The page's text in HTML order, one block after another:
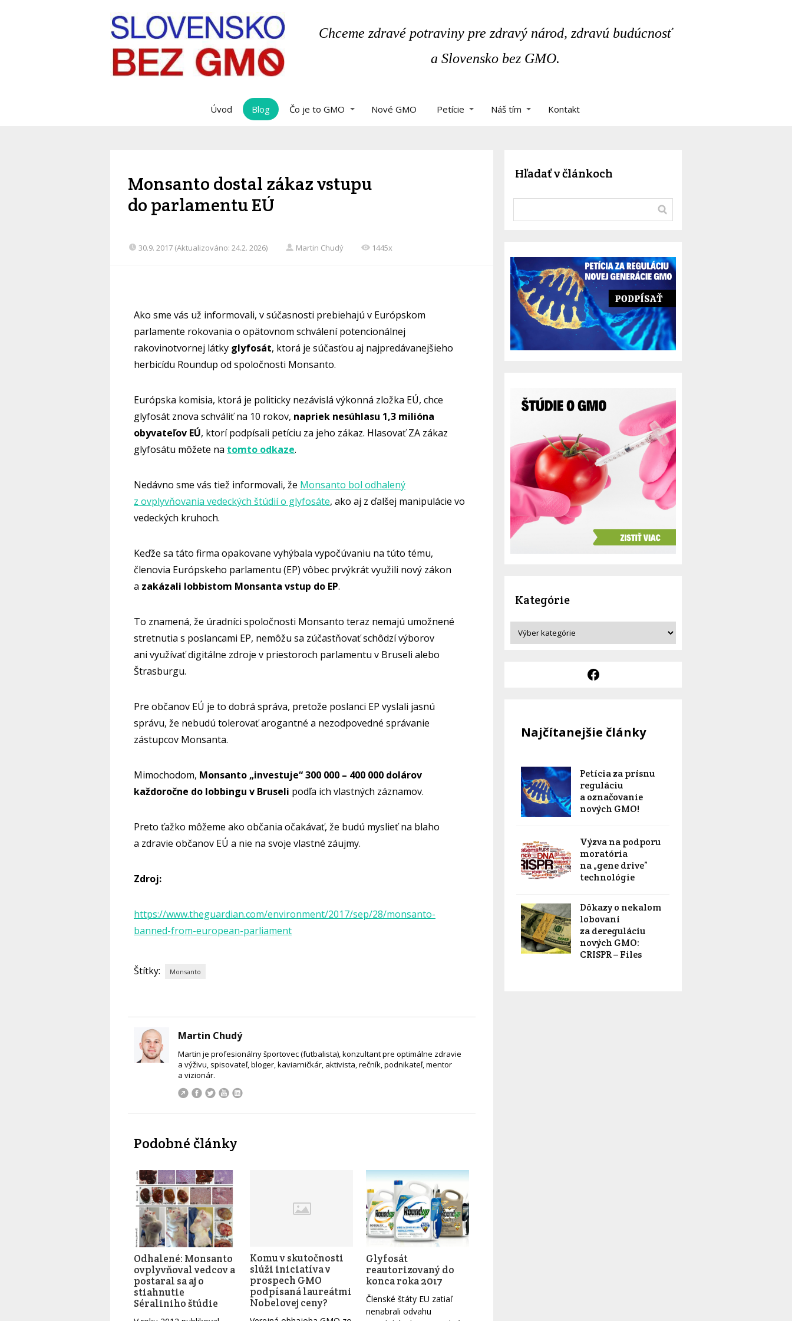
Chceme zdravé potraviny pre zdravý národ, zdravú budúcnosť
a Slovensko bez GMO.
Úvod Blog Čo je to GMO Nové GMO Petície Náš tím Kontakt
Monsanto dostal zákaz vstupu
do parlamentu EÚ
30.9. 2017 (Aktualizováno: 24.2. 2026) Martin Chudý 1445x
Ako sme vás už informovali, v súčasnosti prebiehajú v Európskom
parlamente rokovania o opätovnom schválení potencionálnej
rakovinotvornej látky glyfosát, ktorá je súčasťou aj najpredávanejšieho
herbicídu Roundup od spoločnosti Monsanto.
Európska komisia, ktorá je politicky nezávislá výkonná zložka EÚ, chce
glyfosát znova schváliť na 10 rokov, napriek nesúhlasu 1,3 milióna
obyvateľov EÚ, ktorí podpísali petíciu za jeho zákaz. Hlasovať ZA zákaz
glyfosátu môžete na tomto odkaze.
Nedávno sme vás tiež informovali, že Monsanto bol odhalený
z ovplyvňovania vedeckých štúdií o glyfosáte, ako aj z ďalšej manipulácie vo
vedeckých kruhoch.
Keďže sa táto firma opakovane vyhýbala vypočúvaniu na túto tému,
členovia Európskeho parlamentu (EP) vôbec prvýkrát využili nový zákon
a zakázali lobbistom Monsanta vstup do EP.
To znamená, že úradníci spoločnosti Monsanto teraz nemajú umožnené
stretnutia s poslancami EP, nemôžu sa zúčastňovať schôdzí výborov
ani využívať digitálne zdroje v priestoroch parlamentu v Bruseli alebo
Štrasburgu.
Pre občanov EÚ je to dobrá správa, pretože poslanci EP vyslali jasnú
správu, že nebudú tolerovať arogantné a nezodpovedné správanie
zástupcov Monsanta.
Mimochodom, Monsanto „investuje“ 300 000 – 400 000 dolárov
každoročne do lobbingu v Bruseli podľa ich vlastných záznamov.
Preto ťažko môžeme ako občania očakávať, že budú myslieť na blaho
a zdravie občanov EÚ a nie na svoje vlastné záujmy.
Zdroj:
https://www.theguardian.com/environment/2017/sep/28/monsanto-
banned-from-european-parliament
Štítky: Monsanto
Martin Chudý
Martin je profesionálny športovec (futbalista), konzultant pre optimálne zdravie
a výživu, spisovateľ, bloger, kaviarničkár, aktivista, rečník, podnikateľ, mentor
a vizionár.
Podobné články
Odhalené: Monsanto
ovplyvňoval vedcov a
postaral sa aj o
stiahnutie
Séraliniho štúdie
Komu v skutočnosti
slúži iniciatíva v
prospech GMO
podpísaná laureátmi
Nobelovej ceny?
Glyfosát
reautorizovaný do
konca roka 2017
Členské štáty EU zatiaľ
nenabrali odvahu
Hľadať v článkoch
Kategórie
Najčítanejšie články
Petícia za prísnu
reguláciu
a označovanie
nových GMO!
Výzva na podporu
moratória
na „gene drive”
technológie
Dôkazy o nekalom
lobovaní
za dereguláciu
nových GMO:
CRISPR – Files